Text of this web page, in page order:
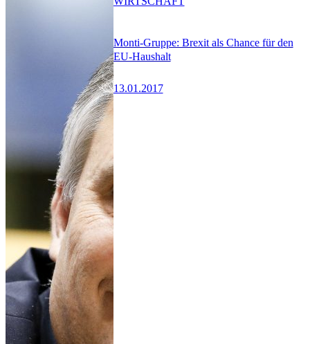
Monti-Gruppe: Brexit als Chance für den
EU-Haushalt
13.01.2017